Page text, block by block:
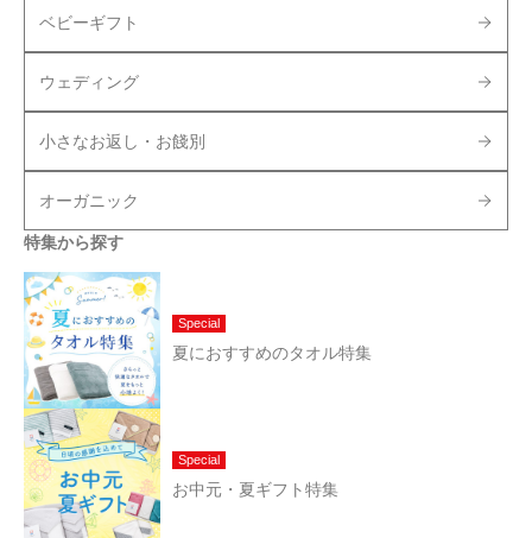
ベビーギフト
ウェディング
小さなお返し・お餞別
オーガニック
特集から探す
Special
夏におすすめのタオル特集
Special
お中元・夏ギフト特集